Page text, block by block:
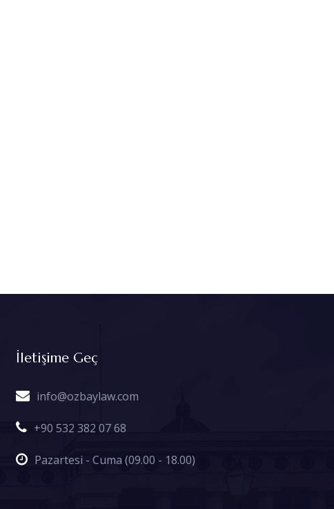
İletişime Geç
info@ozbaylaw.com
+90 532 382 07 68
Pazartesi - Cuma (09.00 - 18.00)